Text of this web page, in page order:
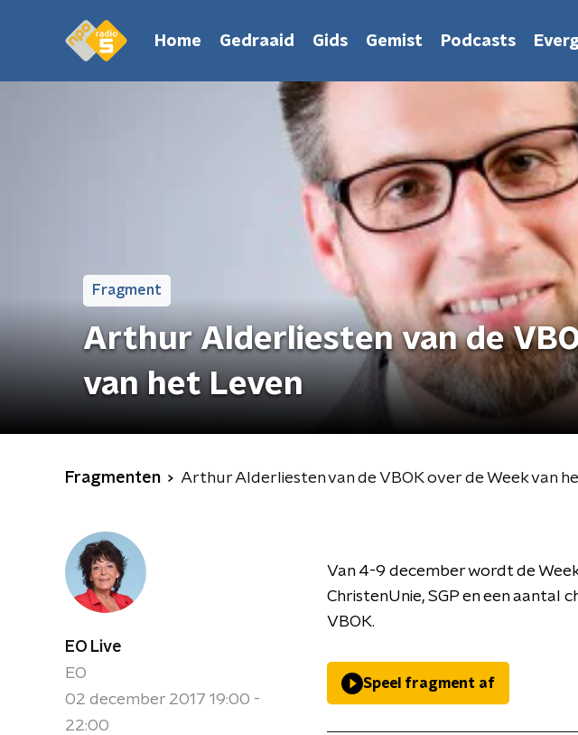
Home Gedraaid Gids Gemist Podcasts
Fragment
Arthur Alderliesten van de
van het Leven
Fragmenten Arthur Alderliesten van de VBOK over de Week van
EO Live
EO
02 december 2017 19:00 -
22:00
Van 4-9 december wordt de
ChristenUnie, SGP en een aantal
VBOK.
Speel fragment af